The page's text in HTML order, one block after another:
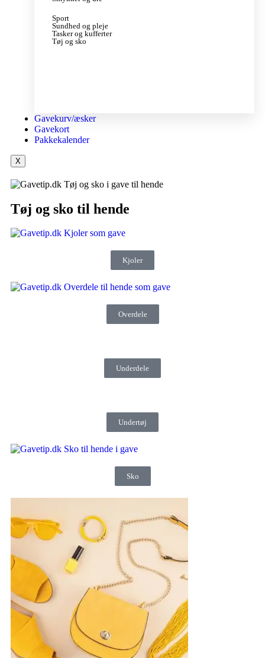
Sport
Sundhed og pleje
Tasker og kufferter
Tøj og sko
Gavekurv/æsker
Gavekort
Pakkekalender
X
Tøj og sko til hende
Kjoler
Overdele
Underdele
Undertøj
Sko